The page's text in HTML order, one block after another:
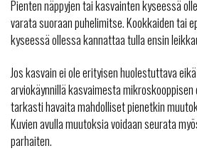
Pienten näppyjen tai kasvainten kyseessä
varata suoraan puhelimitse. Kookkaiden tai
kyseessä ollessa kannattaa tulla ensin
Jos kasvain ei ole erityisen huolestuttava
arviokäynnillä kasvaimesta mikroskooppisen
tarkasti havaita mahdolliset pienetkin
Kuvien avulla muutoksia voidaan seurata
parhaiten.